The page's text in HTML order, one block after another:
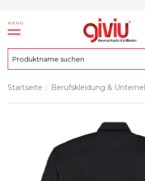
MENÜ
Startseite | Berufskleidung &